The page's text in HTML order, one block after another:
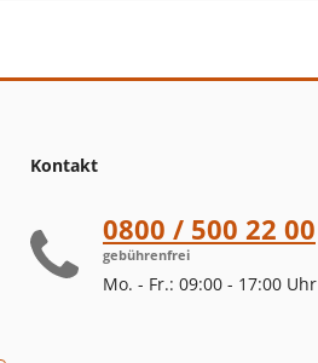
Kontakt
0800 / 500 22 00
gebührenfrei
Mo. - Fr.: 09:00 - 17:00 Uhr